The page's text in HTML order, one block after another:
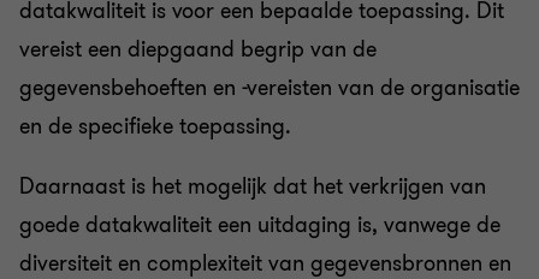
datakwaliteit is voor een bepaalde toepassing. Dit
vereist een diepgaand begrip van de
gegevensbehoeften en -vereisten van de organisatie
en de specifieke toepassing.
Daarnaast is het mogelijk dat het verkrijgen van
goede datakwaliteit een uitdaging is, vanwege de
diversiteit en complexiteit van gegevensbronnen en